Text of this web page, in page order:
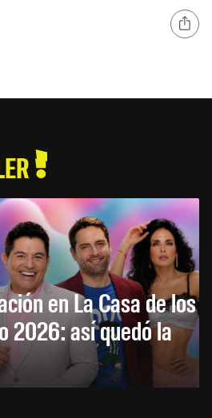
en La Casa de los
2026: así quedó la